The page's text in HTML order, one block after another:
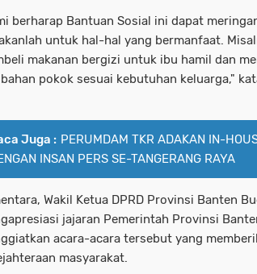
berharap Bantuan Sosial ini dapat
untuk hal-hal yang bermanfaat.
makanan bergizi untuk ibu hamil dan
pokok sesuai kebutuhan keluarga,"
Juga : PERUMDAM TKR ADAKAN IN-
INSAN PERS SE-TANGERANG RAYA
Wakil Ketua DPRD Provinsi Banten
jajaran Pemerintah Provinsi
acara-acara tersebut yang
masyarakat.